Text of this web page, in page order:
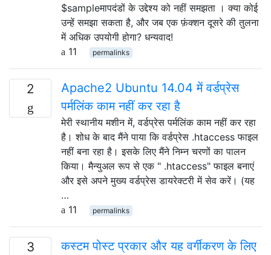
$sampleमापदंडों के उद्देश्य को नहीं समझता । क्या कोई
उन्हें समझा सकता है, और जब एक फ़ंक्शन दूसरे की तुलना
में अधिक उपयोगी होगा? धन्यवाद!
11
permalinks
2
Apache2 Ubuntu 14.04 में वर्डप्रेस
पर्मलिंक काम नहीं कर रहा है
मेरी स्थानीय मशीन में, वर्डप्रेस पर्मलिंक काम नहीं कर रहा
है। शोध के बाद मैंने पाया कि वर्डप्रेस .htaccess फाइल
नहीं बना रहा है। इसके लिए मैंने निम्न चरणों का पालन
किया। मैन्युअल रूप से एक " .htaccess" फाइल बनाएं
और इसे अपने मुख्य वर्डप्रेस डायरेक्टरी में सेव करें। (यह
…
11
permalinks
3
कस्टम पोस्ट प्रकार और यह वर्गीकरण के लिए